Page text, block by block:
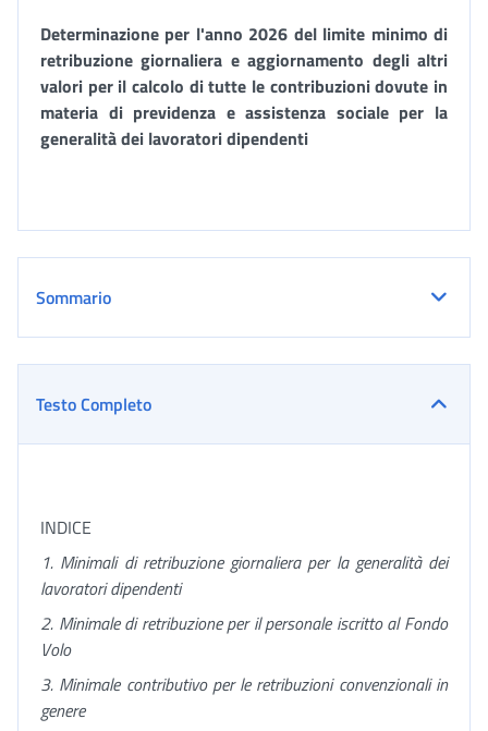
Determinazione per l'anno 2026 del limite minimo di
retribuzione giornaliera e aggiornamento degli altri
valori per il calcolo di tutte le contribuzioni dovute in
materia di previdenza e assistenza sociale per la
generalità dei lavoratori dipendenti
Sommario
Testo Completo
INDICE
1. Minimali di retribuzione giornaliera per la generalità dei
lavoratori dipendenti
2. Minimale di retribuzione per il personale iscritto al Fondo
Volo
3. Minimale contributivo per le retribuzioni convenzionali in
genere